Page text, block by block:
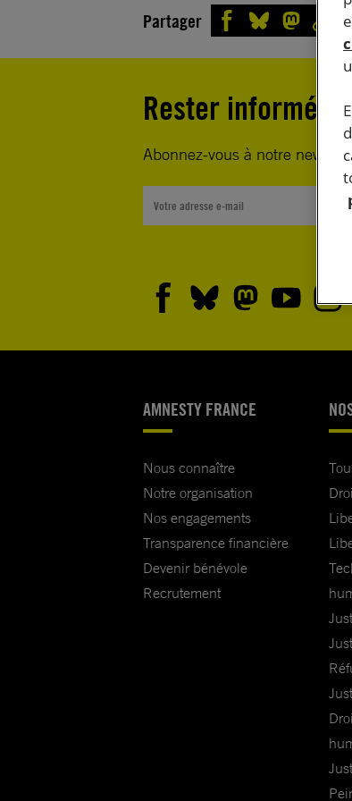
Partager
Rester informé·e
Abonnez-vous à notre
AMNESTY FRANCE
Nous connaître
Notre organisation
Nos engagements
Transparence financière
Devenir bénévole
Recrutement